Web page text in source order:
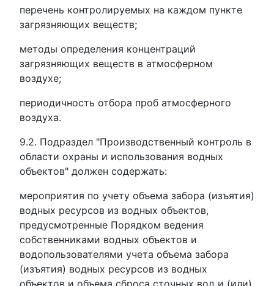
перечень контролируемых на каждом пункте
загрязняющих веществ;
методы определения концентраций
загрязняющих веществ в атмосферном
воздухе;
периодичность отбора проб атмосферного
воздуха.
9.2. Подраздел "Производственный контроль в
области охраны и использования водных
объектов" должен содержать:
мероприятия по учету объема забора (изъятия)
водных ресурсов из водных объектов,
предусмотренные Порядком ведения
собственниками водных объектов и
водопользователями учета объема забора
(изъятия) водных ресурсов из водных
объектов и объема сброса сточных вод и (или)